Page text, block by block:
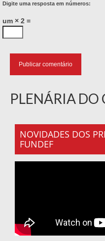
Digite uma resposta em números:
um × 2 =
PLENÁRIA DO
NOVIDADES DOS
FUNDEF